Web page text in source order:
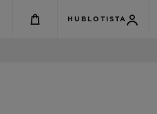
HUBLOTISTA